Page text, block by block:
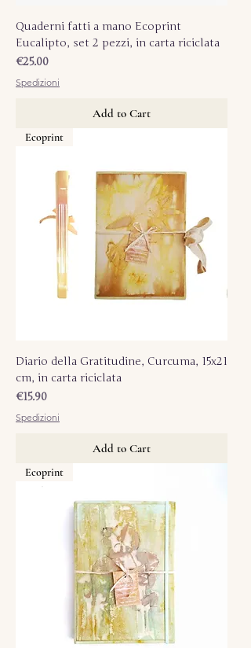
Quaderni fatti a mano Ecoprint
Eucalipto, set 2 pezzi, in carta riciclata
Price
€25.00
Spedizioni
Add to Cart
Ecoprint
Diario della Gratitudine, Curcuma, 15x21
cm, in carta riciclata
Price
€15.90
Spedizioni
Add to Cart
Ecoprint